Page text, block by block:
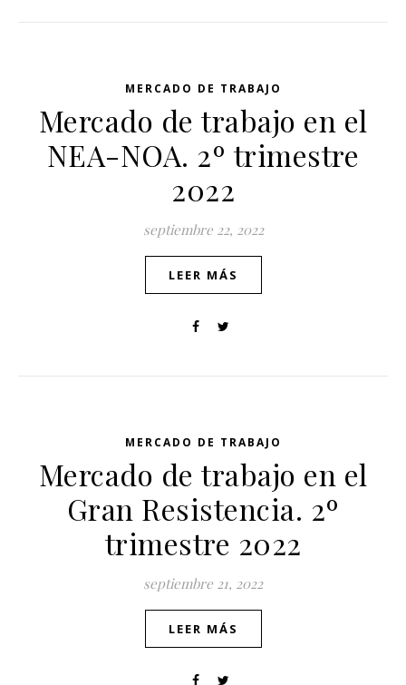
MERCADO DE TRABAJO
Mercado de trabajo en el
NEA-NOA. 2º trimestre
2022
septiembre 22, 2022
LEER MÁS
MERCADO DE TRABAJO
Mercado de trabajo en el
Gran Resistencia. 2º
trimestre 2022
septiembre 21, 2022
LEER MÁS